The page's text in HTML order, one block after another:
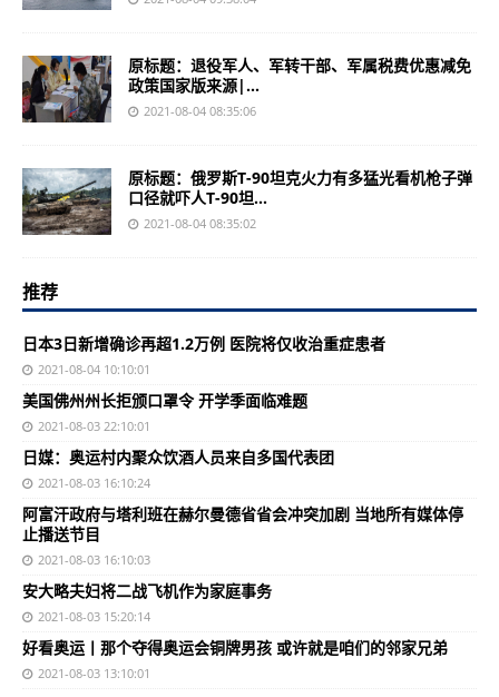
原标题：退役军人、军转干部、军属税费优惠减免
政策国家版来源|...
2021-08-04 08:35:06
原标题：俄罗斯T-90坦克火力有多猛光看机枪子弹
口径就吓人T-90坦...
2021-08-04 08:35:02
推荐
日本3日新增确诊再超1.2万例 医院将仅收治重症患者
2021-08-04 10:10:01
美国佛州州长拒颁口罩令 开学季面临难题
2021-08-03 22:10:01
日媒：奥运村内聚众饮酒人员来自多国代表团
2021-08-03 16:10:24
阿富汗政府与塔利班在赫尔曼德省省会冲突加剧 当地所有媒体停
止播送节目
2021-08-03 16:10:03
安大略夫妇将二战飞机作为家庭事务
2021-08-03 15:20:14
好看奥运丨那个夺得奥运会铜牌男孩 或许就是咱们的邻家兄弟
2021-08-03 13:10:01